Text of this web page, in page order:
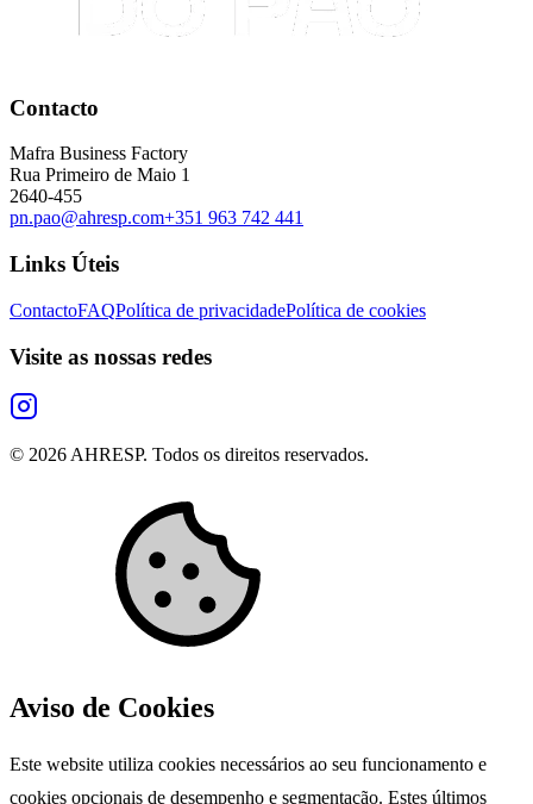
Contacto
Mafra Business Factory
Rua Primeiro de Maio 1
2640-455
pn.pao@ahresp.com+351 963 742 441
Links Úteis
ContactoFAQPolítica de privacidadePolítica de cookies
Visite as nossas redes
© 2026 AHRESP. Todos os direitos reservados.
Aviso de Cookies
Este website utiliza cookies necessários ao seu funcionamento e
cookies opcionais de desempenho e segmentação. Estes últimos